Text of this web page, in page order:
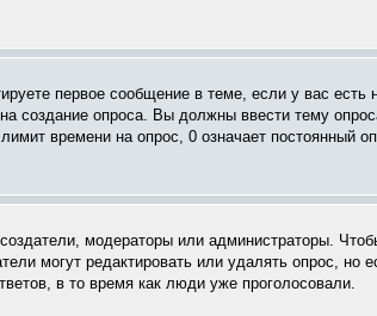
первое сообщение в теме, если у вас
создание опроса. Вы должны ввести тему
времени на опрос, 0 означает постоянный
модераторы или администраторы.
могут редактировать или удалять опрос,
в то время как люди уже проголосовали.